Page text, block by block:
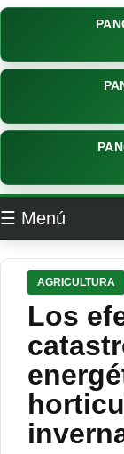
☰ Menú
AGRICULTURA
Los